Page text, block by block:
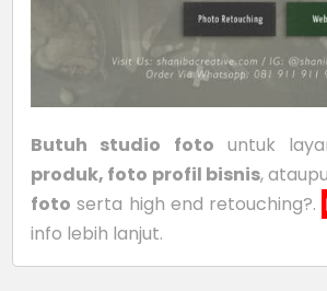
Butuh studio foto untuk
produk, foto profil bisnis,
foto serta high end retouching?.
info lebih lanjut.